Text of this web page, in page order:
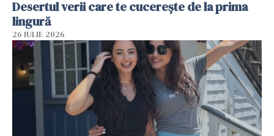
Desertul verii care te cucerește de la prima
lingură
26 IULIE 2026